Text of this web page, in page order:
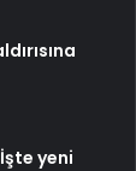
yeni